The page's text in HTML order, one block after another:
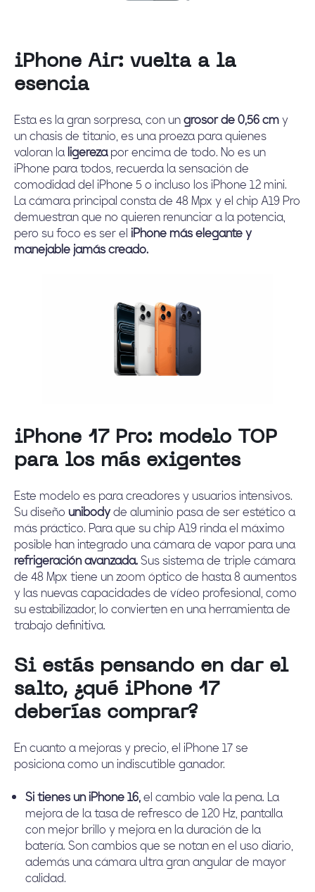
iPhone Air: vuelta a la
esencia
Esta es la gran sorpresa, con ungrosor de 0,56 cmy
un chasis de titanio, es una proeza para quienes
valoran la ligerezapor encima de todo. No es un
iPhone para todos, recuerda la sensación de
comodidad del iPhone 5 o incluso los iPhone 12 mini.
La cámara principal consta de 48 Mpx y el chip A19 Pro
demuestran que no quieren renunciar a la potencia,
pero su foco es ser el iPhone más elegante y
manejable jamás creado.
iPhone 17 Pro: modelo TOP
para los más exigentes
Este modelo es para creadores y usuarios intensivos.
Su diseño unibodyde aluminio pasa de ser estético a
más práctico. Para que su chip A19 rinda el máximo
posible han integrado una cámara de vapor para una
refrigeración avanzada.Sus sistema de triple cámara
de 48 Mpx tiene un zoom óptico de hasta 8 aumentos
y las nuevas capacidades de vídeo profesional, como
su estabilizador, lo convierten en una herramienta de
trabajo definitiva.
Si estás pensando en dar el
salto, ¿qué iPhone 17
deberías comprar?
En cuanto a mejoras y precio, el iPhone 17 se
posiciona como un indiscutible ganador.
Si tienes un iPhone 16,el cambio vale la pena. La
mejora de la tasa de refresco de 120 Hz, pantalla
con mejor brillo y mejora en la duración de la
batería. Son cambios que se notan en el uso diario,
además una cámara ultra gran angular de mayor
calidad.